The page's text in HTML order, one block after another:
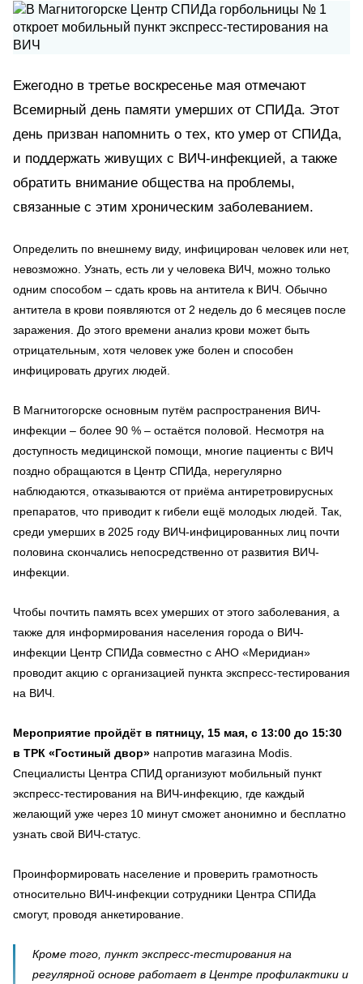
Ежегодно в третье воскресенье мая отмечают
Всемирный день памяти умерших от СПИДа. Этот
день призван напомнить о тех, кто умер от СПИДа,
и поддержать живущих с ВИЧ-инфекцией, а также
обратить внимание общества на проблемы,
связанные с этим хроническим заболеванием.
Определить по внешнему виду, инфицирован человек или нет,
невозможно. Узнать, есть ли у человека ВИЧ, можно только
одним способом – сдать кровь на антитела к ВИЧ. Обычно
антитела в крови появляются от 2 недель до 6 месяцев после
заражения. До этого времени анализ крови может быть
отрицательным, хотя человек уже болен и способен
инфицировать других людей.
В Магнитогорске основным путём распространения ВИЧ-
инфекции – более 90 % – остаётся половой. Несмотря на
доступность медицинской помощи, многие пациенты с ВИЧ
поздно обращаются в Центр СПИДа, нерегулярно
наблюдаются, отказываются от приёма антиретровирусных
препаратов, что приводит к гибели ещё молодых людей. Так,
среди умерших в 2025 году ВИЧ-инфицированных лиц почти
половина скончались непосредственно от развития ВИЧ-
инфекции.
Чтобы почтить память всех умерших от этого заболевания, а
также для информирования населения города о ВИЧ-
инфекции Центр СПИДа совместно с АНО «Меридиан»
проводит акцию с организацией пункта экспресс-тестирования
на ВИЧ.
Мероприятие пройдёт в пятницу, 15 мая, с 13:00 до 15:30
в ТРК «Гостиный двор» напротив магазина Modis.
Специалисты Центра СПИД организуют мобильный пункт
экспресс-тестирования на ВИЧ-инфекцию, где каждый
желающий уже через 10 минут сможет анонимно и бесплатно
узнать свой ВИЧ-статус.
Проинформировать население и проверить грамотность
относительно ВИЧ-инфекции сотрудники Центра СПИДа
смогут, проводя анкетирование.
Кроме того, пункт экспресс-тестирования на
регулярной основе работает в Центре профилактики и